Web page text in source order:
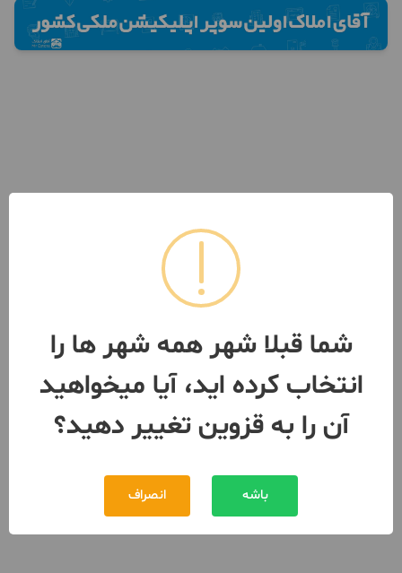
شما قبلا شهر همه شهر ها را
انتخاب کرده اید، آیا میخواهید
آن را به قزوین تغییر دهید؟
باشه انصراف